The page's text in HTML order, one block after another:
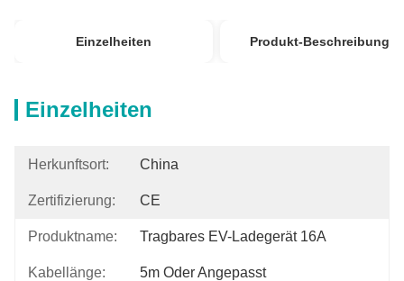
Einzelheiten Produkt-Beschreibung
Einzelheiten
Herkunftsort: China
Zertifizierung: CE
Produktname: Tragbares EV-Ladegerät 16A
Kabellänge: 5m Oder Angepasst